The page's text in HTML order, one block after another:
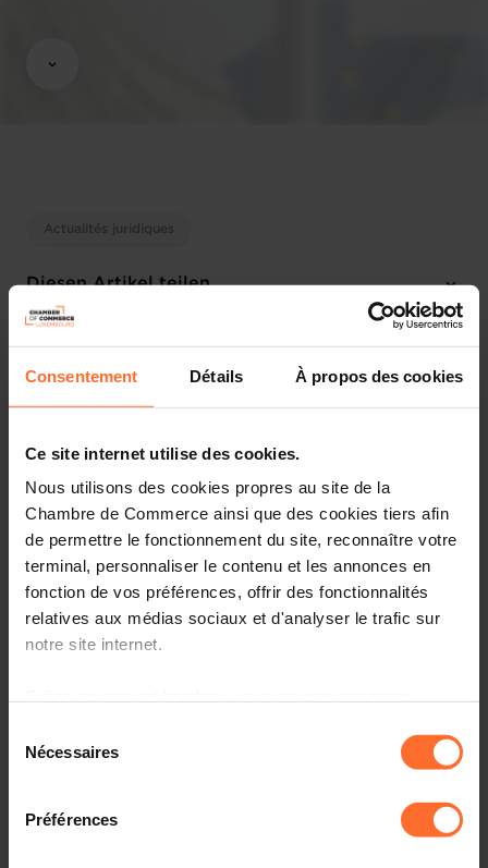
Consentement Détails À propos des cookies
Ce site internet utilise des cookies.
Nous utilisons des cookies propres au site de la
Chambre de Commerce ainsi que des cookies tiers afin
de permettre le fonctionnement du site, reconnaître votre
terminal, personnaliser le contenu et les annonces en
fonction de vos préférences, offrir des fonctionnalités
relatives aux médias sociaux et d'analyser le trafic sur
notre site internet.
à l’exception des cookies strictement nécessaires au
fonctionnement du site. Une description des différents
cookies est accessible sous l’onglet « Détails » ci-
dessus.
Nécessaires
Préférences
Actualités juridiques
Diesen Artikel teilen
the Commission will adopt a Recommendation on piracy
streaming of live events, in particular sports events. The
Commission would like to consult the stakeholders in a
means in Union law to help broadcasters and live events